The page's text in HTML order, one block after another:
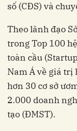
số (CĐS) và
Theo lãnh đạo
trong Top 100
toàn cầu
Nam Á về giá trị
hơn 30 cơ sở
2.000 doanh
tạo (ĐMST).